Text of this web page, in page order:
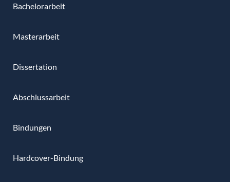
Bachelorarbeit
Masterarbeit
Dissertation
Abschlussarbeit
Bindungen
Hardcover-Bindung